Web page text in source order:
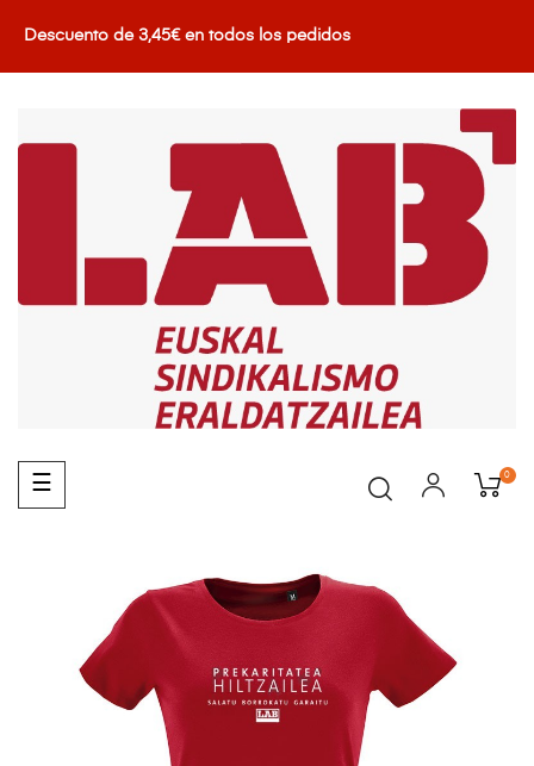
Descuento de 3,45€ en todos los pedidos
Navegación
de
☰ 0